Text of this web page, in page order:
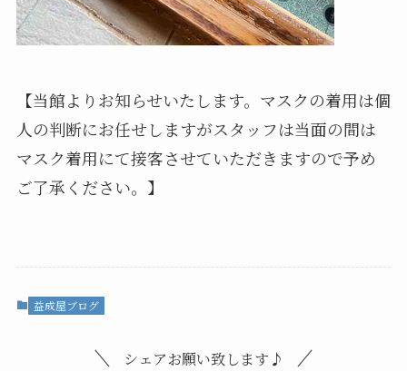
【当館よりお知らせいたします。マスクの着用は個
人の判断にお任せしますがスタッフは当面の間は
マスク着用にて接客させていただきますので予め
ご了承ください。】
益成屋ブログ
シェアお願い致します♪